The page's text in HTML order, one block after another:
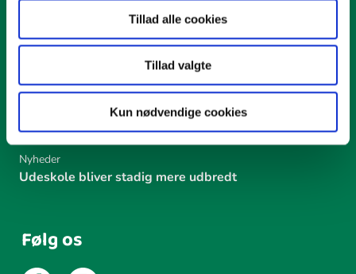
Tillad alle cookies
Tillad valgte
Kun nødvendige cookies
Viden om udeskole
Udeskoler i Danmark 2023
Nyheder
Udeskole bliver stadig mere udbredt
Følg os